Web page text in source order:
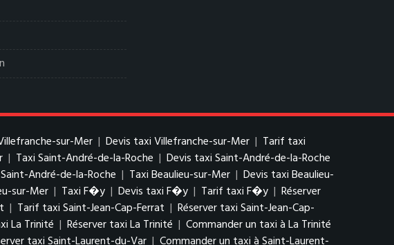
sur-Mer | Devis taxi Villefranche-sur-Mer | Tarif taxi
| Taxi Saint-André-de-la-Roche | Devis taxi Saint-André-de-la-Roche
André-de-la-Roche | Taxi Beaulieu-sur-Mer | Devis taxi Beaulieu-
sur-Mer | Taxi F�y | Devis taxi F�y | Tarif taxi F�y | Réserver
| Tarif taxi Saint-Jean-Cap-Ferrat | Réserver taxi Saint-Jean-Cap-
La Trinité | Réserver taxi La Trinité | Commander un taxi à La Trinité